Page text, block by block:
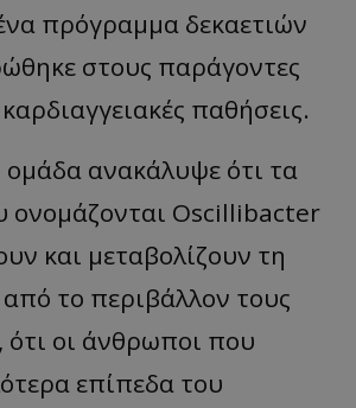
πρόγραμμα δεκαετιών
στους παράγοντες
παθήσεις.
ομάδα ανακάλυψε ότι τα
ονομάζονται Oscillibacter
και μεταβολίζουν τη
το περιβάλλον τους
ότι οι άνθρωποι που
επίπεδα του